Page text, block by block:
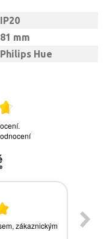
IP20
81 mm
Philips Hue